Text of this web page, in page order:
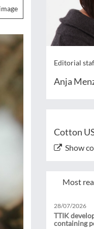
Editorial
Anja
Cotton
Show
Most
28/07/2026
TTIK
containing